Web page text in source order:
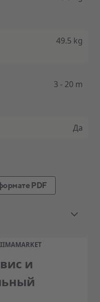
49.5 kg
3 - 20 m
Да
PDF
обычно
и